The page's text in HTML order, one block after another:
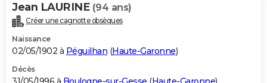
Jean LAURINE (94 ans)
Créer une cagnotte obsèques
Naissance
02/05/1902 à Péguilhan (Haute-Garonne)
Décès